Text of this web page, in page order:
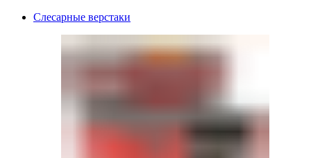
Слесарные верстаки